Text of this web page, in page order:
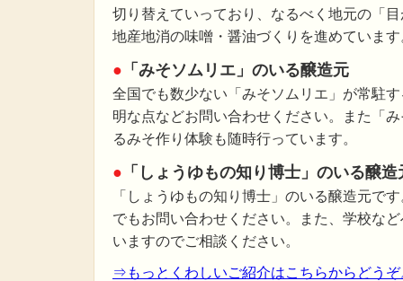
切り替えていっており、なるべく地元の「
地産地消の味噌・醤油づくりを進めています
● 「みそソムリエ」のいる醸造元
全国でも数少ない「みそソムリエ」が常駐
明な点などお問い合わせください。また「
るみそ作り体験も随時行っています。
● 「しょうゆもの知り博士」のいる醸造
「しょうゆもの知り博士」のいる醸造元で
でもお問い合わせください。また、学校な
いますのでご相談ください。
⇒もっとくわしいご紹介はこちらからどうぞ